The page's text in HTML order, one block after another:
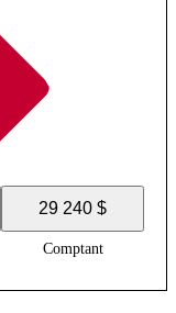
29 240 $
Comptant